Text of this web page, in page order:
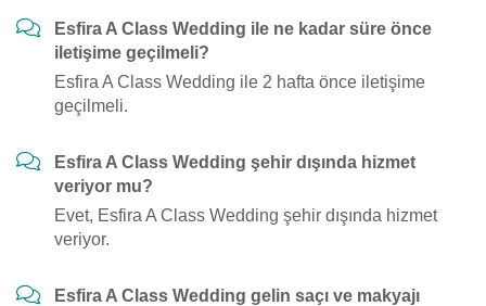
Esfira A Class Wedding ile ne kadar süre önce
iletişime geçilmeli?
Esfira A Class Wedding ile 2 hafta önce iletişime
geçilmeli.
Esfira A Class Wedding şehir dışında hizmet
veriyor mu?
Evet, Esfira A Class Wedding şehir dışında hizmet
veriyor.
Esfira A Class Wedding gelin saçı ve makyajı